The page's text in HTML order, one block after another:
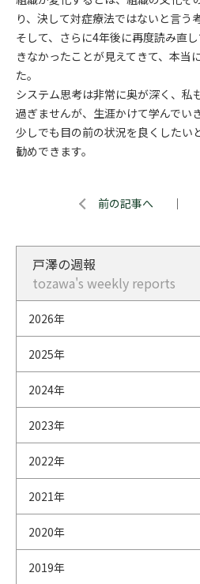
り、決して対症療法ではないと言う
そして、さらに4年後に再度読み直
きなかったことが見えてきて、本当
た。
システム思考は非常に奥が深く、私
過ぎませんが、生涯かけて学んでい
少しでも目の前の状況を良くしたい
勧めできます。
前の記事へ ｜
戸澤の週報
tozawa's weekly reports
2026年
2025年
2024年
2023年
2022年
2021年
2020年
2019年